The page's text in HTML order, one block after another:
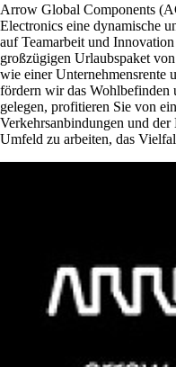
Arrow Global Components
Electronics eine dynamische
auf Teamarbeit und
großzügigen Urlaubspaket
wie einer Unternehmensrente
fördern wir das Wohlbefinden
gelegen, profitieren Sie von
Verkehrsanbindungen und
Umfeld zu arbeiten, das